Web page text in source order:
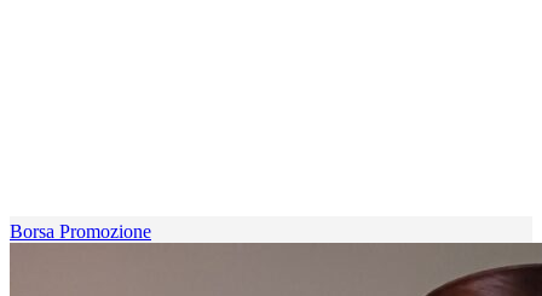
Borsa Promozione